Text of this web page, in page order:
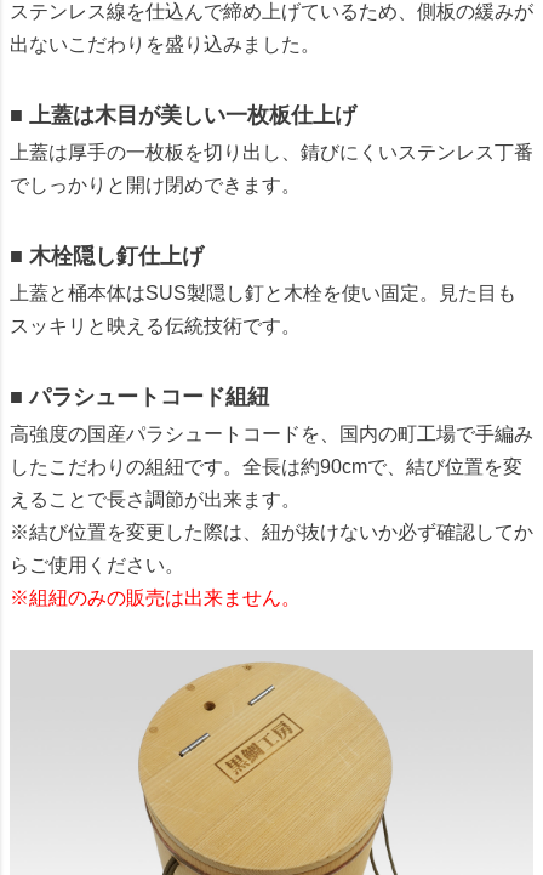
ステンレス線を仕込んで締め上げているため、側板の緩みが
出ないこだわりを盛り込みました。
■ 上蓋は木目が美しい一枚板仕上げ
上蓋は厚手の一枚板を切り出し、錆びにくいステンレス丁番
でしっかりと開け閉めできます。
■ 木栓隠し釘仕上げ
上蓋と桶本体はSUS製隠し釘と木栓を使い固定。見た目も
スッキリと映える伝統技術です。
■ パラシュートコード組紐
高強度の国産パラシュートコードを、国内の町工場で手編み
したこだわりの組紐です。全長は約90cmで、結び位置を変
えることで長さ調節が出来ます。
※結び位置を変更した際は、紐が抜けないか必ず確認してか
らご使用ください。
※組紐のみの販売は出来ません。